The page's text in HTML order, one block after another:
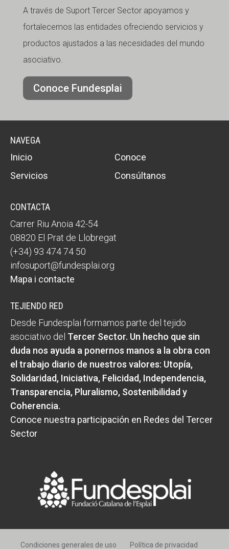
A través de Suport Tercer Sector apoyamos y
fortalecemos las entidades ofreciendo servicios y
productos ajustados a las necesidades del mundo
asociativo.
Conoce Fundesplai
NAVEGA
Inicio
Conoce
Servicios
Consúltanos
CONTACTA
Carrer Riu Anoia 42-54
08820 El Prat de Llobregat
(+34) 93 474 74 50
infosuport@fundesplai.org
Mapa i contacte
TEJIENDO RED
Desde Fundesplai formamos parte del tejido
asociativo del Tercer Sector. Un hecho que sin
duda nos ayuda a ponernos manos a la obra con
el trabajo diario de nuestros valores: Utopía,
Solidaridad, Iniciativa, Felicidad, Independencia,
Transparencia, Pluralismo, Sostenibilidad y
Coherencia.
Conoce nuestra participación en Redes del Tercer
Sector
Condiciones generales de uso Política de privacidad